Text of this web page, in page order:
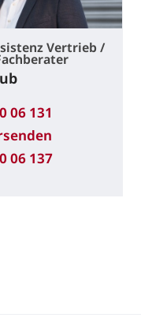
Vertrieb /
06 131
06 137